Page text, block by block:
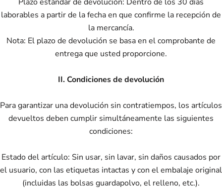
laborables a partir de la fecha en que confirme la recepción de
la mercancía.
Nota: El plazo de devolución se basa en el comprobante de
entrega que usted proporcione.
II. Condiciones de devolución
Para garantizar una devolución sin contratiempos, los artículos
devueltos deben cumplir simultáneamente las siguientes
condiciones:
Estado del artículo: Sin usar, sin lavar, sin daños causados ​​por
el usuario, con las etiquetas intactas y con el embalaje original
(incluidas las bolsas guardapolvo, el relleno, etc.).